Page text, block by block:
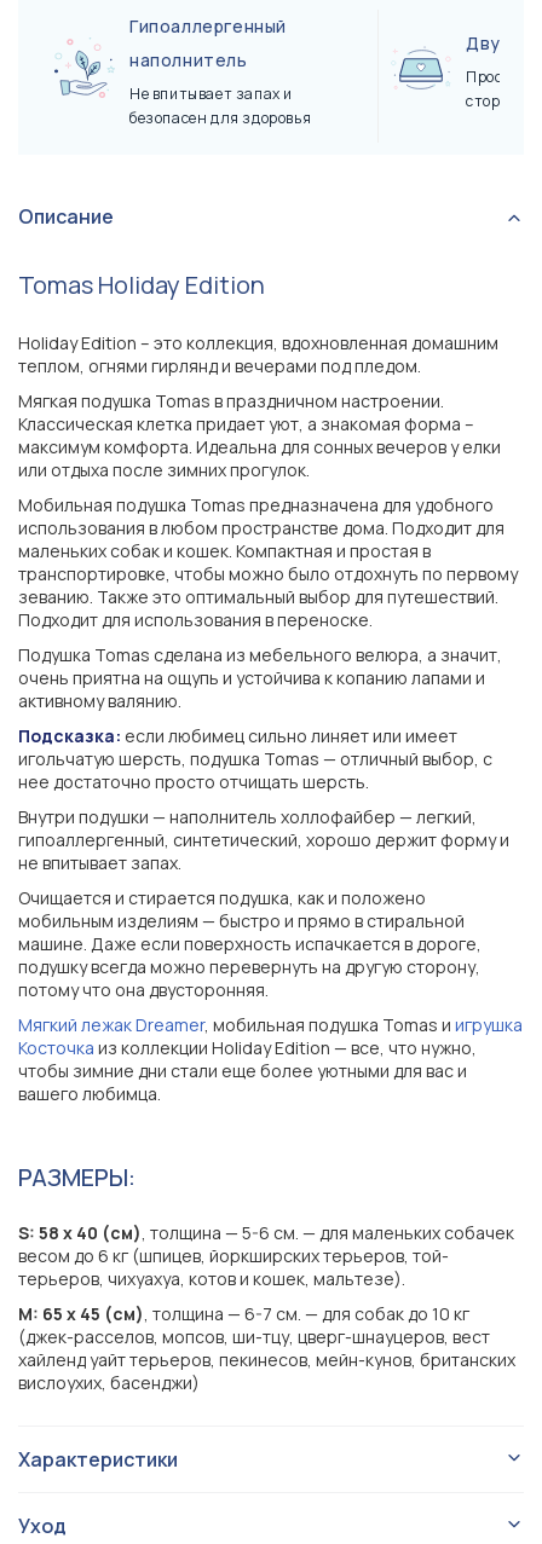
Гипоаллергенный
наполнитель
Не впитывает запах и
безопасен для здоровья
Просто
сторону
Описание
Tomas Holiday Edition
Holiday Edition – это коллекция, вдохновленная домашним
теплом, огнями гирлянд и вечерами под пледом.
Мягкая подушка Tomas в праздничном настроении.
Классическая клетка придает уют, а знакомая форма –
максимум комфорта. Идеальна для сонных вечеров у елки
или отдыха после зимних прогулок.
Мобильная подушка Tomas предназначена для удобного
использования в любом пространстве дома. Подходит для
маленьких собак и кошек. Компактная и простая в
транспортировке, чтобы можно было отдохнуть по первому
зеванию. Также это оптимальный выбор для путешествий.
Подходит для использования в переноске.
Подушка Tomas сделана из мебельного велюра, а значит,
очень приятна на ощупь и устойчива к копанию лапами и
активному валянию.
Подсказка: если любимец сильно линяет или имеет
игольчатую шерсть, подушка Tomas — отличный выбор, с
нее достаточно просто отчищать шерсть.
Внутри подушки — наполнитель холлофайбер — легкий,
гипоаллергенный, синтетический, хорошо держит форму и
не впитывает запах.
Очищается и стирается подушка, как и положено
мобильным изделиям — быстро и прямо в стиральной
машине. Даже если поверхность испачкается в дороге,
подушку всегда можно перевернуть на другую сторону,
потому что она двусторонняя.
Мягкий лежак Dreamer, мобильная подушка Tomas и игрушка
Косточка из коллекции Holiday Edition — все, что нужно,
чтобы зимние дни стали еще более уютными для вас и
вашего любимца.
РАЗМЕРЫ:
S: 58 х 40 (см) , толщина — 5-6 см. — для маленьких собачек
весом до 6 кг (шпицев, йоркширских терьеров, той-
терьеров, чихуахуа, котов и кошек, мальтезе).
M: 65 х 45 (см) , толщина — 6-7 см. — для собак до 10 кг
(джек-расселов, мопсов, ши-тцу, цверг-шнауцеров, вест
хайленд уайт терьеров, пекинесов, мейн-кунов, британских
вислоухих, басенджи)
Характеристики
Уход